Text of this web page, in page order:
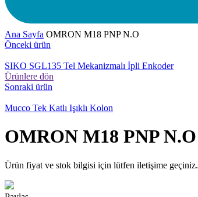
Ana Sayfa OMRON M18 PNP N.O
Önceki ürün
SIKO SGL135 Tel Mekanizmalı İpli Enkoder
Ürünlere dön
Sonraki ürün
Mucco Tek Katlı Işıklı Kolon
OMRON M18 PNP N.O
Ürün fiyat ve stok bilgisi için lütfen iletişime geçiniz.